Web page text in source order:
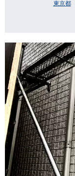
東京都